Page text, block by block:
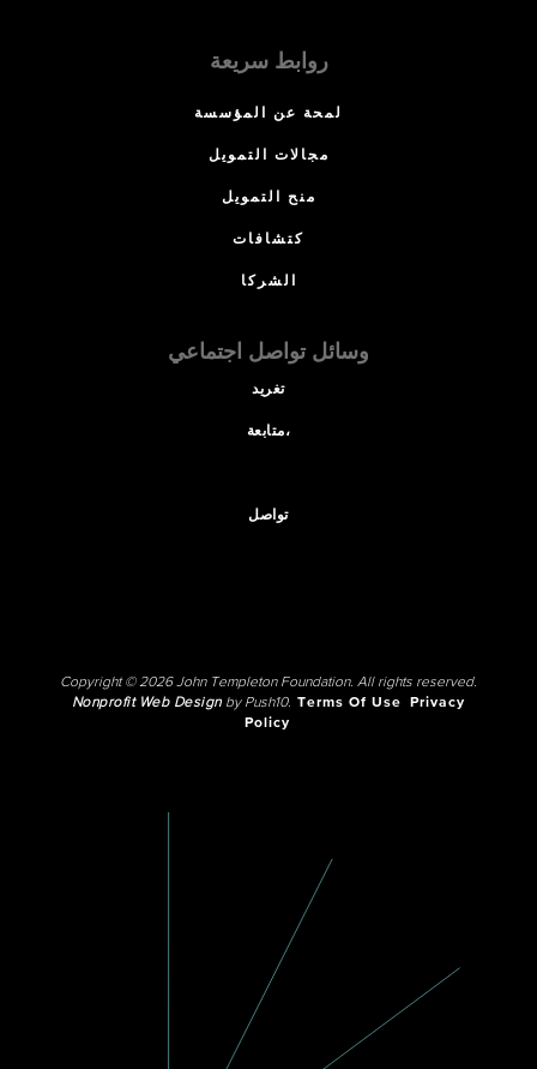
روابط سريعة
لمحة عن المؤسسة
مجالات التمويل
منح التمويل
كتشافات
الشركا
وسائل تواصل اجتماعي
تغريد
متابعة،
تواصل
Copyright © 2026 John Templeton Foundation. All rights reserved.
Nonprofit Web Designby Push10. Terms Of Use
Privacy
Policy